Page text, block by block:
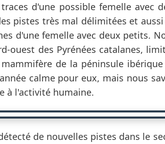
d'une possible femelle avec
pistes très mal délimitées et
d'une femelle avec deux petits.
ouest des Pyrénées catalanes,
de la péninsule
calme pour eux, mais nous
à l'activité humaine.
de nouvelles pistes dans le